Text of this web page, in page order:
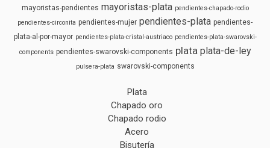
mayoristas-pendientes mayoristas-plata pendientes-chapado-rodio
pendientes-circonita pendientes-mujer pendientes-plata pendientes-
plata-al-por-mayor pendientes-plata-cristal-austriaco pendientes-plata-swarovski-
components pendientes-swarovski-components plata plata-de-ley
pulsera-plata swarovski-components
Plata
Chapado oro
Chapado rodio
Acero
Bisutería